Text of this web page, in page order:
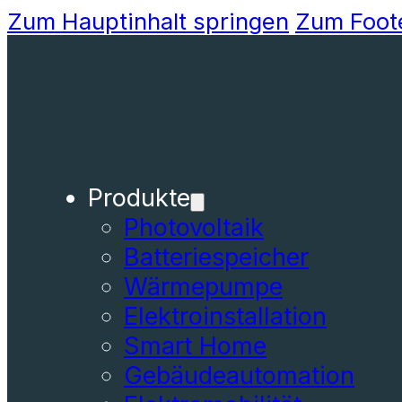
Zum Hauptinhalt springen Zum
Produkte
Photovoltaik
Batteriespeicher
Wärmepumpe
Elektroinstallation
Smart Home
Gebäudeautomation